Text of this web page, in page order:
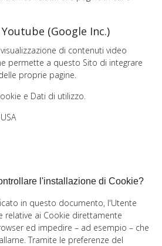
(Google Inc.)
di contenuti video
permette a questo Sito di integrare
proprie pagine.
e Dati di utilizzo.
l'installazione di Cookie?
in questo documento, l'Utente
relative ai Cookie direttamente
ed impedire – ad esempio – che
Tramite le preferenze del